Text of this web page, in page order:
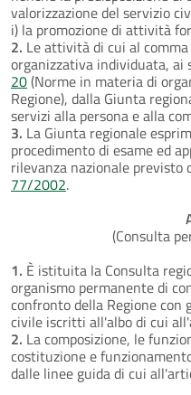
valorizzazione del servizio
i) la promozione di attività
2. Le attività di cui al
organizzativa individuata, ai
20(Norme in materia di
Regione), dalla Giunta
servizi alla persona e alla
3. La Giunta regionale
procedimento di esame ed
rilevanza nazionale previsto
77/2002.
(Consulta
1. È istituita la Consulta
organismo permanente di
confronto della Regione
civile iscritti all'albo di cui
2. La composizione, le
costituzione e
dalle linee guida di cui